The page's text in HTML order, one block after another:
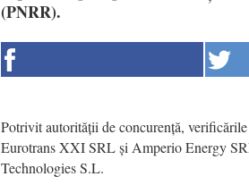
(PNRR).
Potrivit autorității de concurență,
Eurotrans XXI SRL și Amperio Energy
Technologies S.L.